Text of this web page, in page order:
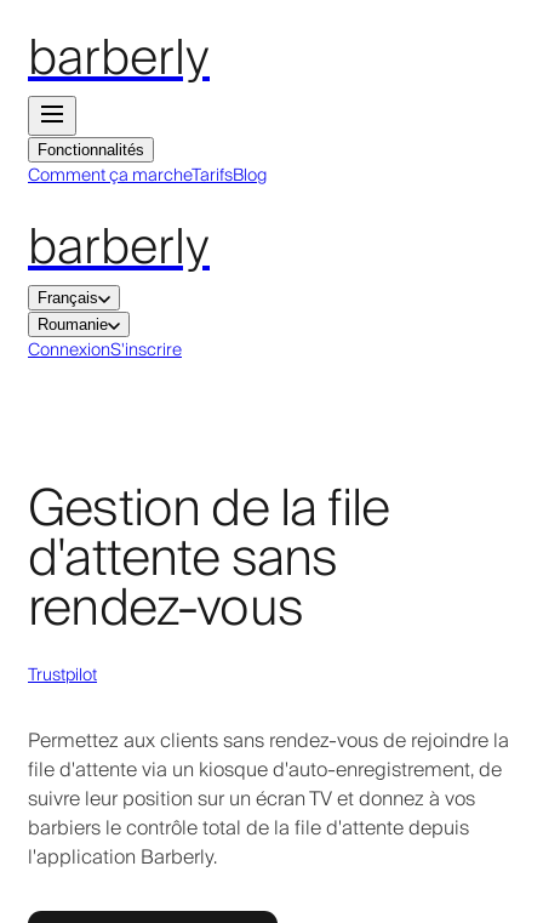
barberly
Fonctionnalités
Comment ça marcheTarifsBlog
barberly
Français
Roumanie
ConnexionS'inscrire
Gestion de la file
d'attente sans
rendez-vous
Trustpilot
Permettez aux clients sans rendez-vous de rejoindre la
file d'attente via un kiosque d'auto-enregistrement, de
suivre leur position sur un écran TV et donnez à vos
barbiers le contrôle total de la file d'attente depuis
l'application Barberly.